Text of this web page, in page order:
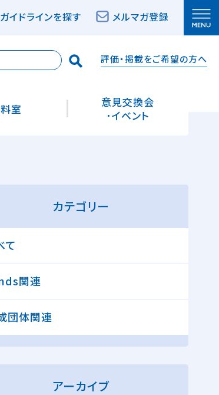
カテゴリー
て
関連
団体関連
アーカイブ
室
意見交換会
･イベント
ガイドラインを探す メルマガ登録
評価・掲載をご希望の方へ